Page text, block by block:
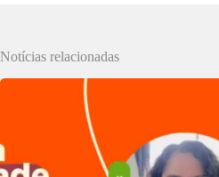
Notícias relacionadas